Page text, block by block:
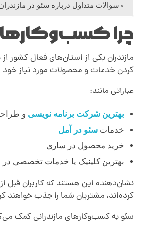
سوالات متداول درباره سئو در مازندران
چرا کسب‌وکارهای
مازندران یکی از استان‌های فعال کشور
کردن خدمات و محصولات مورد نیاز
عباراتی مانند:
بهترین شرکت برنامه نویسی و
خدمات سئو در آمل
خرید محصول در ساری
بهترین کلینیک یا خدمات تخصصی در
نشان‌دهنده این هستند که کاربران قبل
کرده‌اند، مشتریان شما را جذب خواهند
سئو به کسب‌وکارهای مازندرانی کمک